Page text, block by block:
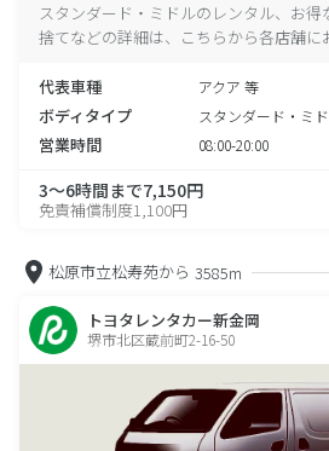
スタンダード・ミドルのレンタル、お得
捨てなどの詳細は、こちらから各店舗に
代表車種 アクア 等
ボディタイプ スタンダード・ミ
営業時間 08:00-20:00
3～6時間まで7,150円
免責補償制度1,100円
松原市立松寿苑から 3585m
トヨタレンタカー新金岡
堺市北区蔵前町2-16-50